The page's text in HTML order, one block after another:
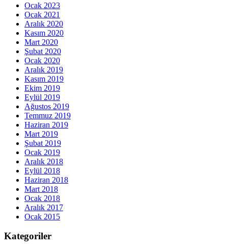
Ocak 2023
Ocak 2021
Aralık 2020
Kasım 2020
Mart 2020
Şubat 2020
Ocak 2020
Aralık 2019
Kasım 2019
Ekim 2019
Eylül 2019
Ağustos 2019
Temmuz 2019
Haziran 2019
Mart 2019
Şubat 2019
Ocak 2019
Aralık 2018
Eylül 2018
Haziran 2018
Mart 2018
Ocak 2018
Aralık 2017
Ocak 2015
Kategoriler